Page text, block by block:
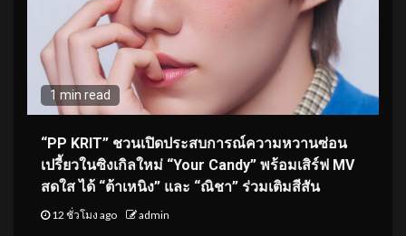
1 min read
“PP KRIT” ชวนเปิดประสบการณ์ความหวานซ่อน
เปรี้ยวในซิงเกิลใหม่ “Your Candy” พร้อมเสิร์ฟ MV
สดใส ได้ “ต้าเหนิง” และ “ณิชา” ร่วมเติมสีสัน
12 ชั่วโมง ago admin